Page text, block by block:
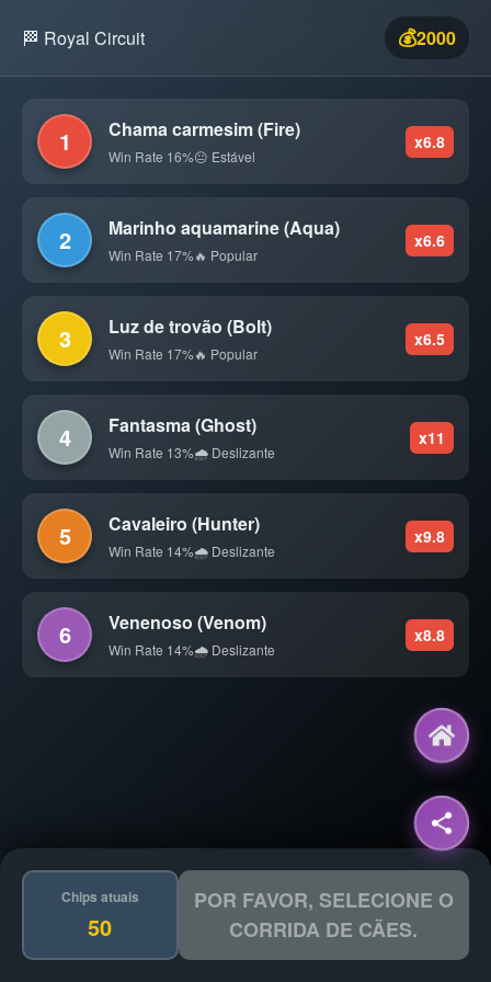
🏁 Royal Circuit 💰2000
1 Chama carmesim (Fire)
Win Rate 16%😐 Estável
x6.8
2 Marinho aquamarine (Aqua)
Win Rate 17%🔥 Popular
x6.6
3 Luz de trovão (Bolt)
Win Rate 17%🔥 Popular
x6.5
4 Fantasma (Ghost)
Win Rate 13%🌧️ Deslizante
x11
5 Cavaleiro (Hunter)
Win Rate 14%🌧️ Deslizante
x9.8
6 Venenoso (Venom)
Win Rate 14%🌧️ Deslizante
x8.8
Chips atuais
50
POR FAVOR, SELECIONE O
CORRIDA DE CÃES.